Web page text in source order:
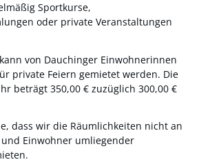
Sportkurse,
oder private Veranstaltungen
von Dauchinger Einwohnerinnen
private Feiern gemietet werden. Die
beträgt 350,00 € zuzüglich 300,00 €
dass wir die Räumlichkeiten nicht an
Einwohner umliegender